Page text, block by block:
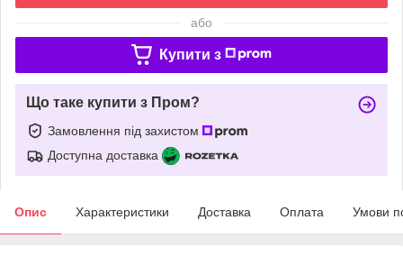
або
Купити з
Що таке купити з Пром?
Замовлення під захистом
Доступна доставка
Опис Характеристики Доставка Оплата Умови